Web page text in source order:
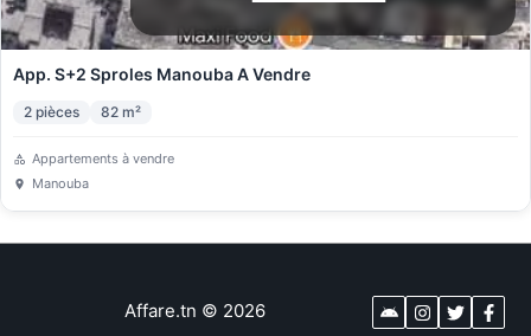
App. S+2 Sproles Manouba A Vendre
2 pièces 82 m²
Appartements à vendre
Manouba
Affare.tn © 2026